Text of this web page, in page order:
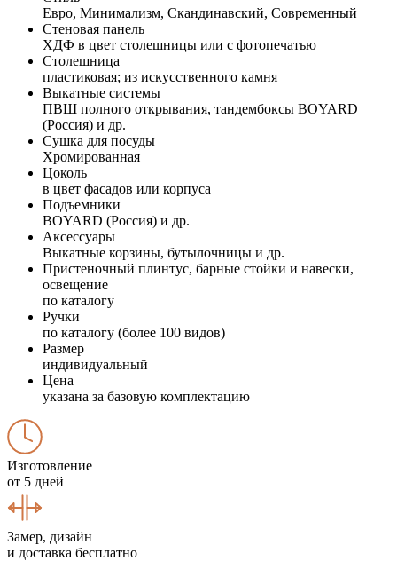
Евро, Минимализм, Скандинавский, Современный
Стеновая панель
ХДФ в цвет столешницы или с фотопечатью
Столешница
пластиковая; из искусственного камня
Выкатные системы
ПВШ полного открывания, тандембоксы BOYARD
(Россия) и др.
Сушка для посуды
Хромированная
Цоколь
в цвет фасадов или корпуса
Подъемники
BOYARD (Россия) и др.
Аксессуары
Выкатные корзины, бутылочницы и др.
Пристеночный плинтус, барные стойки и навески,
освещение
по каталогу
Ручки
по каталогу (более 100 видов)
Размер
индивидуальный
Цена
указана за базовую комплектацию
Изготовление
от 5 дней
Замер, дизайн
и доставка бесплатно